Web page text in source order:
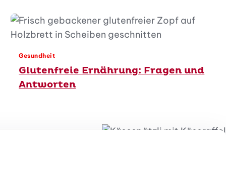
Gesundheit
Glutenfreie Ernährung: Fragen und
Antworten